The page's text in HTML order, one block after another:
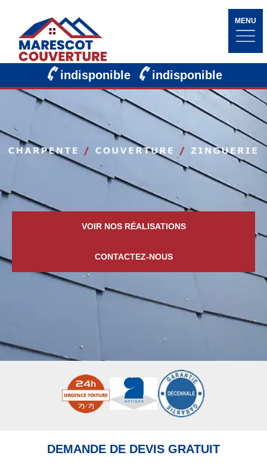
MENU
indisponible indisponible
VOIR NOS RÉALISATIONS
CONTACTEZ-NOUS
DEMANDE DE DEVIS GRATUIT